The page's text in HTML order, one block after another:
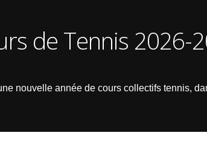
de Tennis 2026-
nouvelle année de cours collectifs tennis,